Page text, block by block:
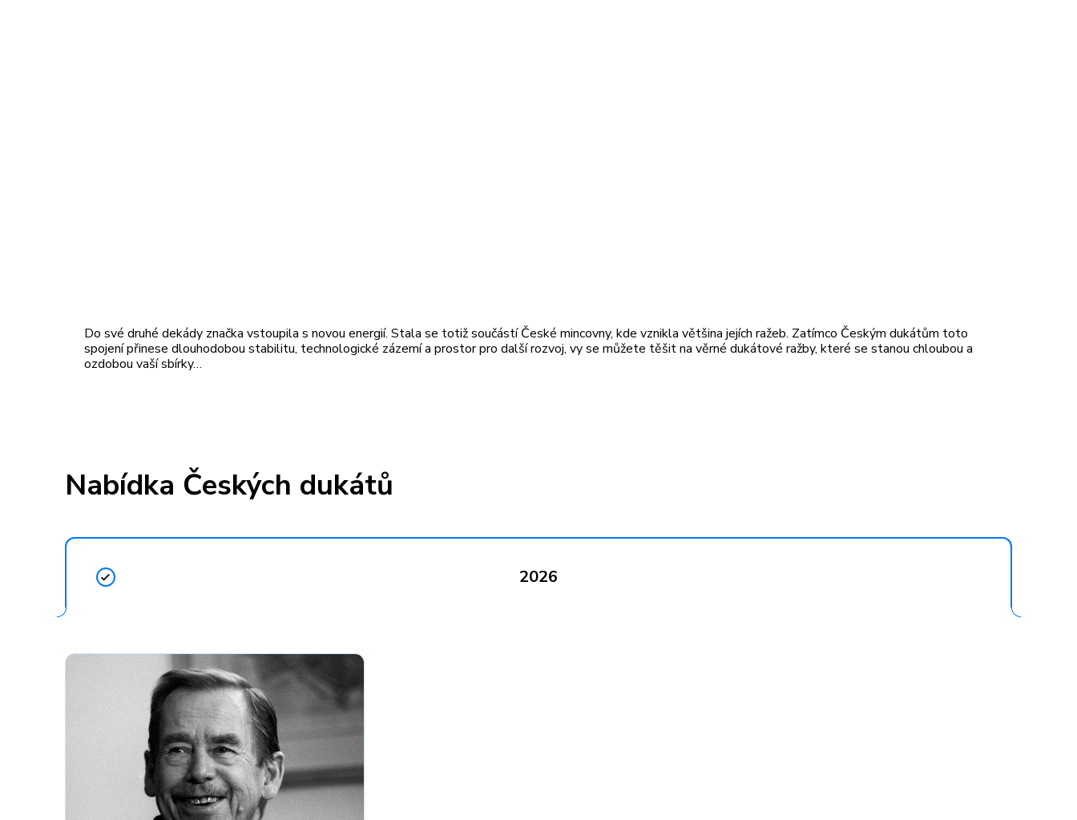
Do své druhé dekády značka vstoupila s novou energií. Stala se totiž součástí České mincovny, kde vznikla většina jejích ražeb. Zatímco Českým dukátům toto
spojení přinese dlouhodobou stabilitu, technologické zázemí a prostor pro další rozvoj, vy se můžete těšit na věrné dukátové ražby, které se stanou chloubou a
ozdobou vaší sbírky…
Nabídka Českých dukátů
2026